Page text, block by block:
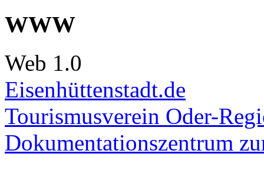
WWW
Web 1.0
Eisenhüttenstadt.de
Tourismusverein Oder-
Dokumentationszentrum